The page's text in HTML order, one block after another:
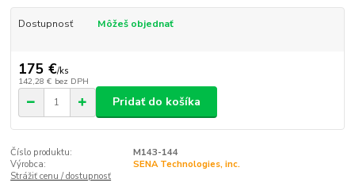
Dostupnosť Môžeš objednať
175 €/ks
142,28 € bez DPH
Pridať do košíka
Číslo produktu:
M143-144
Výrobca:
SENA Technologies, inc.
Strážiť cenu / dostupnosť